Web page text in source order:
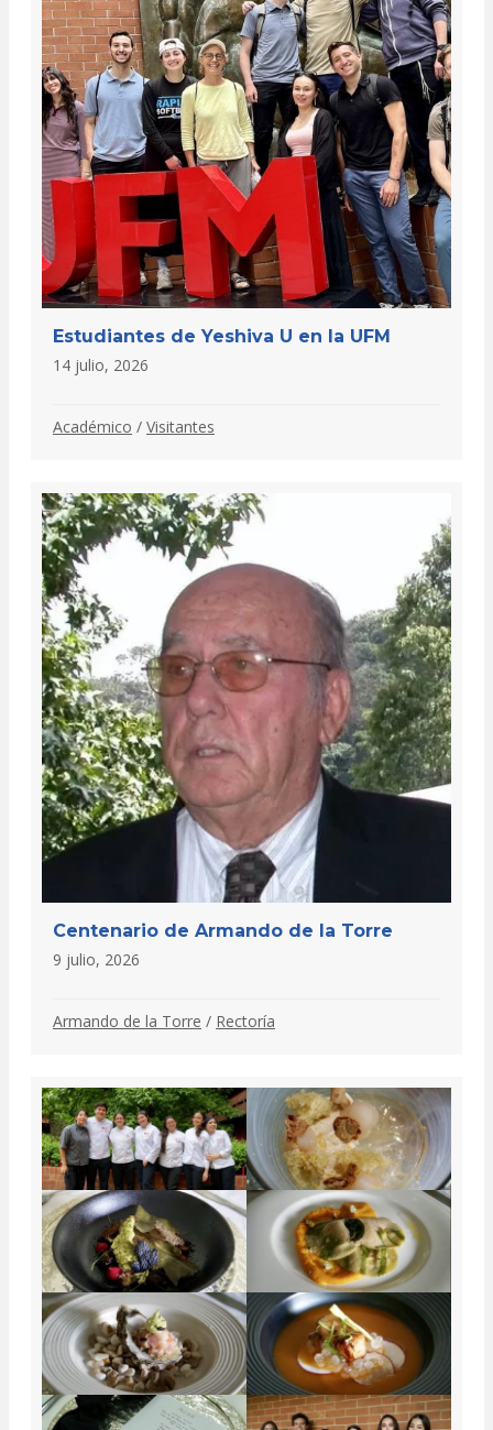
Estudiantes de Yeshiva U en la UFM
14 julio, 2026
Académico / Visitantes
Centenario de Armando de la Torre
9 julio, 2026
Armando de la Torre / Rectoría